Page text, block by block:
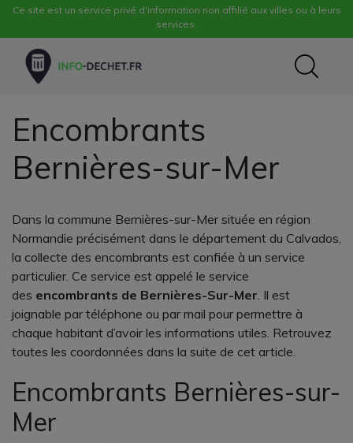
Ce site est un service privé d'information non affilié aux villes ou à leurs
services.
Encombrants
Bernières-sur-Mer
Dans la commune Bernières-sur-Mer située en région
Normandie précisément dans le département du Calvados,
la collecte des encombrants est confiée à un service
particulier. Ce service est appelé le service
des encombrants de Bernières-Sur-Mer . Il est
joignable par téléphone ou par mail pour permettre à
chaque habitant d’avoir les informations utiles. Retrouvez
toutes les coordonnées dans la suite de cet article.
Encombrants Bernières-sur-
Mer